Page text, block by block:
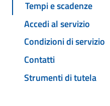
Tempi e scadenze
Accedi al servizio
Condizioni di servizio
Contatti
Strumenti di tutela